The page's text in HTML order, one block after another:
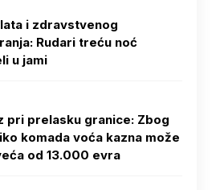
i zdravstvenog
Rudari treću noć
u jami
pri prelasku granice: Zbog
komada voća kazna može
od 13.000 evra